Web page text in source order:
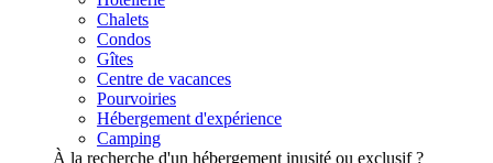
Chalets
Condos
Gîtes
Centre de vacances
Pourvoiries
Hébergement d'expérience
Camping
À la recherche d'un hébergement inusité ou exclusif ?